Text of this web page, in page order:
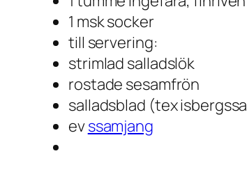
1 msk socker
till servering:
strimlad salladslök
rostade sesamfrön
salladsblad (tex
evssamjang